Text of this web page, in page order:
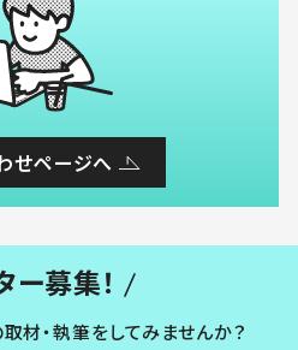
せページへ
ー募集！
材・執筆をしてみませんか？